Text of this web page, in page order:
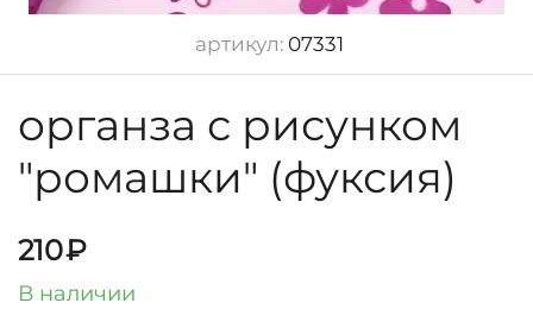
артикул: 07331
органза с рисунком
"ромашки" (фуксия)
210₽
В наличии